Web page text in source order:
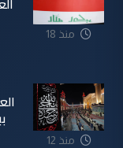
منذ 18
منذ 12